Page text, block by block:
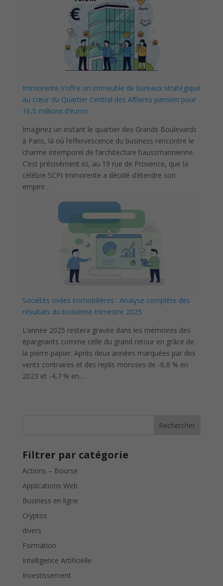
Immorente s’offre un immeuble de bureaux stratégique
au cœur du Quartier Central des Affaires parisien pour
16,5 millions d’euros
Imaginez un instant le quartier des Grands Boulevards
à Paris, là où l’effervescence du business rencontre le
charme intemporel de l’architecture haussmannienne.
C’est précisément ici, au 19 rue de Provence, que la
célèbre SCPI Immorente a décidé d’étendre son
empire…
Sociétés civiles immobilières : Analyse complète des
résultats du troisième trimestre 2025
L’année 2025 restera gravée dans les mémoires des
épargnants comme celle du grand retour en grâce de
la pierre-papier. Après deux années marquées par des
vents contraires et des replis moroses de -6,8 % en
2023 et -4,7 % en…
Rechercher
Filtrer par catégorie
Actions – Bourse
Applications Web
Business en ligne
Cryptos
divers
Formation
Intelligence Artificielle
Investissement